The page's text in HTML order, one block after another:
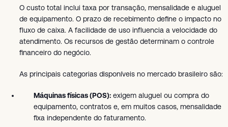
O custo total inclui taxa por transação, mensalidade e aluguel
de equipamento. O prazo de recebimento define o impacto no
fluxo de caixa. A facilidade de uso influencia a velocidade do
atendimento. Os recursos de gestão determinam o controle
financeiro do negócio.
As principais categorias disponíveis no mercado brasileiro são:
Máquinas físicas (POS): exigem aluguel ou compra do
equipamento, contratos e, em muitos casos, mensalidade
fixa independente do faturamento.